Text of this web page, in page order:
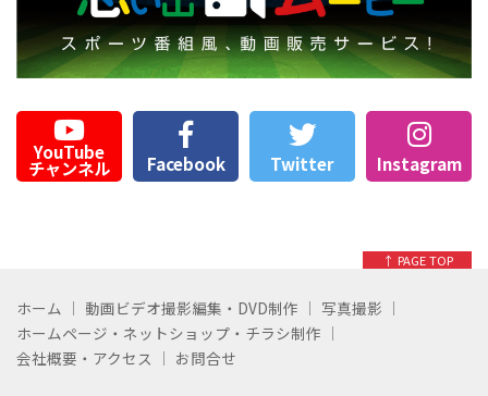
YouTube
チャンネル Facebook Twitter Instagram
↑ PAGE TOP
ホーム 動画ビデオ撮影編集・DVD制作
写真撮影
ホームページ・ネットショップ・チラシ制作
会社概要・アクセス
お問合せ